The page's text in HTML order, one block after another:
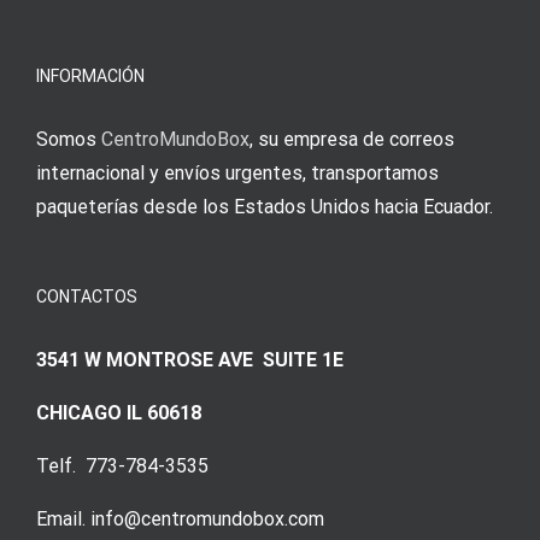
INFORMACIÓN
Somos CentroMundoBox, su empresa de correos
internacional y envíos urgentes, transportamos
paqueterías desde los Estados Unidos hacia Ecuador.
CONTACTOS
3541 W MONTROSE AVE SUITE 1E
CHICAGO IL 60618
Telf. 773-784-3535
Email. info@centromundobox.com